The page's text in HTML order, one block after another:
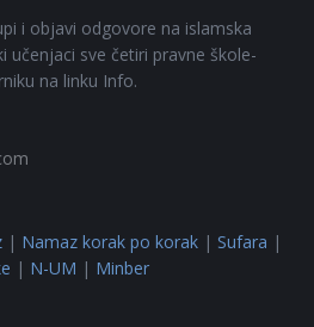
i objavi odgovore na islamska
učenjaci sve četiri pravne škole-
na linku Info.
| Namaz korak po korak | Sufara |
| N-UM | Minber